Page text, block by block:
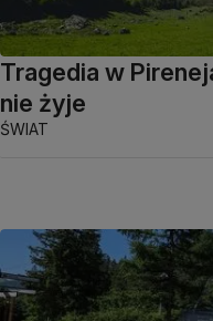
Tragedia w
nie żyje
ŚWIAT